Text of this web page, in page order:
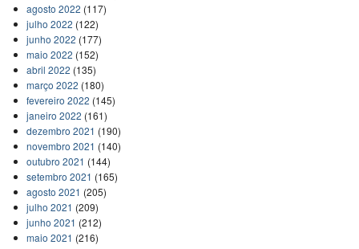
agosto 2022 (117)
julho 2022 (122)
junho 2022 (177)
maio 2022 (152)
abril 2022 (135)
março 2022 (180)
fevereiro 2022 (145)
janeiro 2022 (161)
dezembro 2021 (190)
novembro 2021 (140)
outubro 2021 (144)
setembro 2021 (165)
agosto 2021 (205)
julho 2021 (209)
junho 2021 (212)
maio 2021 (216)